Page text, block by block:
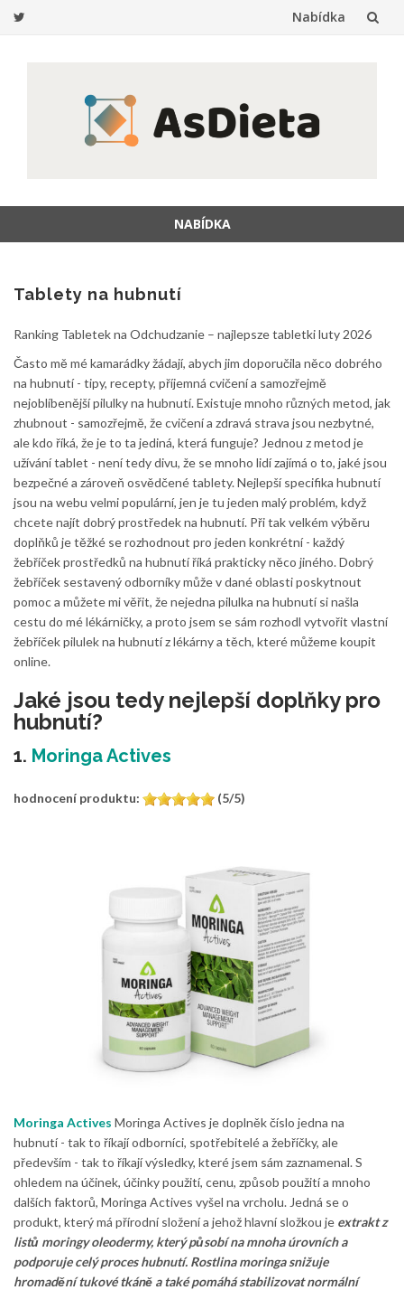
Nabídka
NABÍDKA
obsahTablety na hubnutí
Ranking Tabletek na Odchudzanie – najlepsze tabletki luty 2026
Často mě mé kamarádky žádají, abych jim doporučila něco dobrého
na hubnutí - tipy, recepty, příjemná cvičení a samozřejmě
nejoblíbenější pilulky na hubnutí. Existuje mnoho různých metod, jak
zhubnout - samozřejmě, že cvičení a zdravá strava jsou nezbytné,
ale kdo říká, že je to ta jediná, která funguje? Jednou z metod je
užívání tablet - není tedy divu, že se mnoho lidí zajímá o to, jaké jsou
bezpečné a zároveň osvědčené tablety. Nejlepší specifika hubnutí
jsou na webu velmi populární, jen je tu jeden malý problém, když
chcete najít dobrý prostředek na hubnutí. Při tak velkém výběru
doplňků je těžké se rozhodnout pro jeden konkrétní - každý
žebříček prostředků na hubnutí říká prakticky něco jiného. Dobrý
žebříček sestavený odborníky může v dané oblasti poskytnout
pomoc a můžete mi věřit, že nejedna pilulka na hubnutí si našla
cestu do mé lékárničky, a proto jsem se sám rozhodl vytvořit vlastní
žebříček pilulek na hubnutí z lékárny a těch, které můžeme koupit
online.
Jaké jsou tedy nejlepší doplňky pro
hubnutí?
1. Moringa Actives
hodnocení produktu: (5/5)
Moringa Actives Moringa Actives je doplněk číslo jedna na
hubnutí - tak to říkají odborníci, spotřebitelé a žebříčky, ale
především - tak to říkají výsledky, které jsem sám zaznamenal. S
ohledem na účinek, účinky použití, cenu, způsob použití a mnoho
dalších faktorů, Moringa Actives vyšel na vrcholu. Jedná se o
produkt, který má přírodní složení a jehož hlavní složkou je extrakt z
listů moringy oleodermy, který působí na mnoha úrovních a
podporuje celý proces hubnutí. Rostlina moringa snižuje
hromadění tukové tkáně a také pomáhá stabilizovat normální